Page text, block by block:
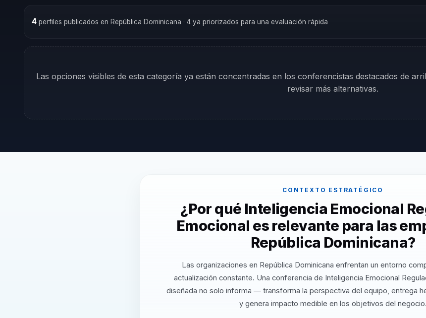
4perfiles publicados en República Dominicana · 4 ya priorizados para una evaluación rápida
Las opciones visibles de esta categoría ya están concentradas en los conferencistas destacados de
revisar más alternativas.
CONTEXTO ESTRATÉGICO
¿Por qué Inteligencia Emocional
Emocional es relevante para las
República Dominicana?
Las organizaciones en República Dominicana enfrentan un entorno
actualización constante. Una conferencia de Inteligencia Emocional
diseñada no solo informa — transforma la perspectiva del equipo, entrega
y genera impacto medible en los objetivos del negocio.